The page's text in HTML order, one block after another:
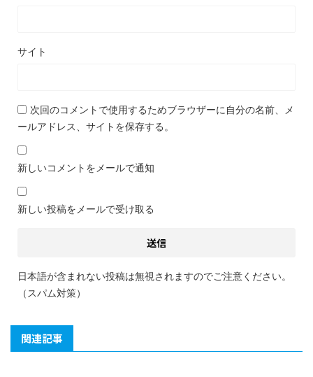
サイト
次回のコメントで使用するためブラウザーに自分の名前、メ
ールアドレス、サイトを保存する。
新しいコメントをメールで通知
新しい投稿をメールで受け取る
日本語が含まれない投稿は無視されますのでご注意ください。
（スパム対策）
関連記事